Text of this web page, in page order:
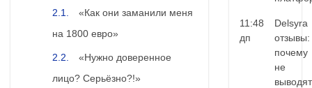
«Как они заманили меня
на 1800 евро»
«Нужно доверенное
лицо? Серьёзно?!»
11:48
дп
Delsyra
отзывы:
почему
не
выводят